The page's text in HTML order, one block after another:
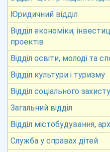
Юридичний відділ
Відділ економіки,
проектів
Відділ освіти, молоді та
Відділ культури і туризму
Відділ соціального
Загальний відділ
Відділ містобудування,
Служба у справах дітей